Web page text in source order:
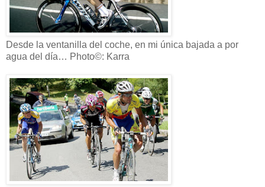
Desde la ventanilla del coche, en mi única bajada a por
agua del día… Photo©: Karra